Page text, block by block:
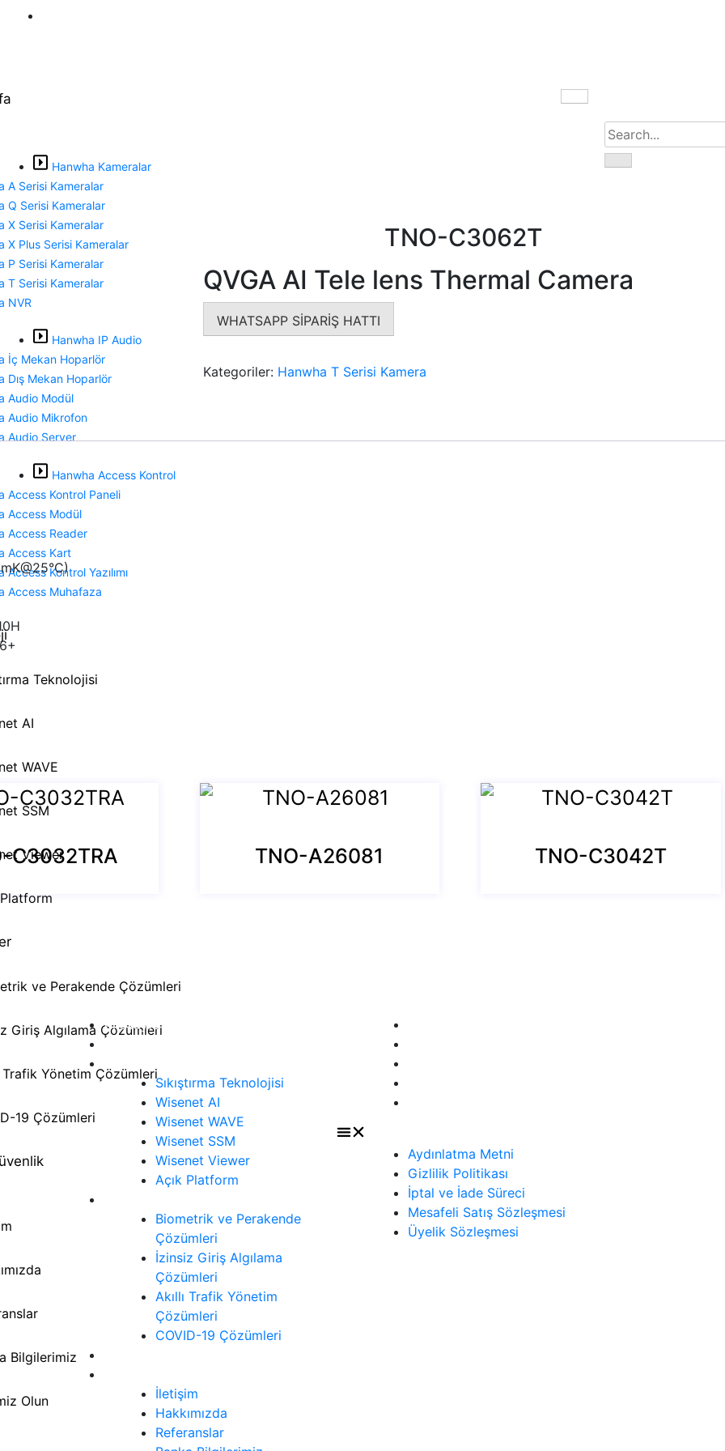
Hanwha Kameralar
A Serisi Kameralar
Q Serisi Kameralar
X Serisi Kameralar
X Plus Serisi Kameralar
P Serisi Kameralar
T Serisi Kameralar
NVR
Hanwha IP Audio
İç Mekan Hoparlör
Dış Mekan Hoparlör
Audio Modül
Audio Mikrofon
Audio Server
Hanwha Access Kontrol
Access Kontrol Paneli
Access Modül
Access Reader
Access Kart
Access Kontrol Yazılımı
Access Muhafaza
Teknolojisi
AI
WAVE
SSM
Viewer
ve Perakende Çözümleri
Giriş Algılama Çözümleri
Trafik Yönetim Çözümleri
19 Çözümleri
Bilgilerimiz
Olun
TNO-C3062T
QVGA AI Tele lens Thermal Camera
WHATSAPP SİPARİŞ HATTI
Kategoriler: Hanwha T Serisi Kamera
C3032TRA TNO-A26081 TNO-C3042T
Anasayfa
Sıkıştırma Teknolojisi
Wisenet AI
Wisenet WAVE
Wisenet SSM
Wisenet Viewer
Açık Platform
Biometrik ve Perakende
Çözümleri
İzinsiz Giriş Algılama
Çözümleri
Akıllı Trafik Yönetim
Çözümleri
COVID-19 Çözümleri
İletişim
Hakkımızda
Referanslar
Aydınlatma Metni
Gizlilik Politikası
İptal ve İade Süreci
Mesafeli Satış Sözleşmesi
Üyelik Sözleşmesi